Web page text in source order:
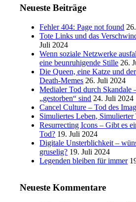
Neueste Beiträge
Fehler 404: Page not found
Tote Links und das
Juli 2024
Wenn soziale Netzwerke
eine beunruhigende Stille 26.
Die Queen, eine Katze und
Death-Memes 26. Juli 2024
Medialer Tod durch Skandale
„gestorben“ sind 24. Juli 2024
Cancel Culture – Tod des
Simuliertes Leben, Simulierter
Resurrecting Icons – Gibt es
Tod? 19. Juli 2024
Digitale Unsterblichkeit –
gruselig? 19. Juli 2024
Legenden bleiben für immer
Neueste Kommentare